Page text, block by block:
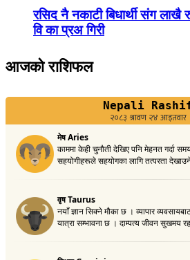
रसिद नै नकाटी बिधार्थी संग लाखै
वि का प्रअ गिरी
आजको राशिफल